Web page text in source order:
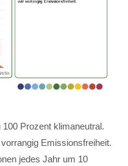
Prozent klimaneutral.
Emissionsfreiheit.
jedes Jahr um 10